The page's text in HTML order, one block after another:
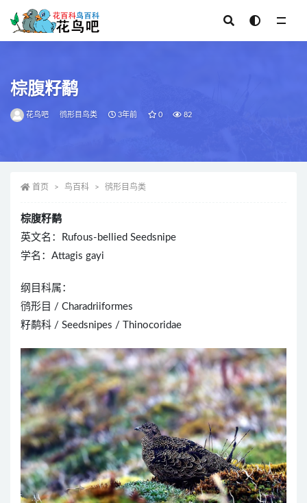
棕腹籽鹬
花鸟吧 鸻形目鸟类 3年前 0 82
首页 鸟百科 鸻形目鸟类
棕腹籽鹬
英文名：Rufous-bellied Seedsnipe
学名：Attagis gayi
纲目科属：
鸻形目 / Charadriiformes
籽鹬科 / Seedsnipes / Thinocoridae